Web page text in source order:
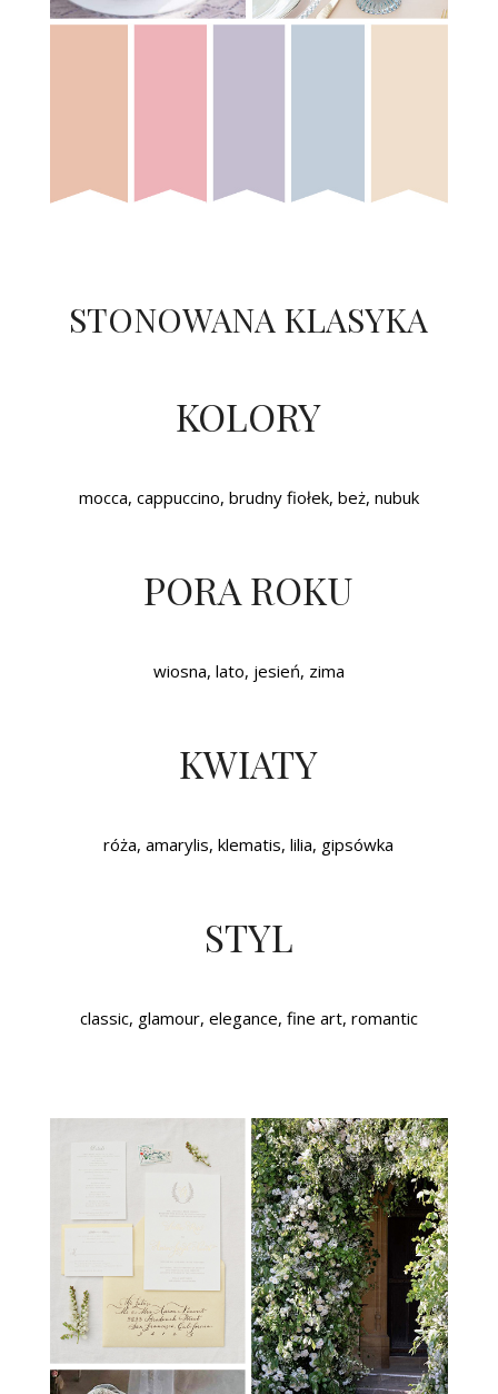
STONOWANA KLASYKA
KOLORY
mocca, cappuccino, brudny fiołek, beż, nubuk
PORA ROKU
wiosna, lato, jesień, zima
KWIATY
róża, amarylis, klematis, lilia, gipsówka
STYL
classic, glamour, elegance, fine art, romantic